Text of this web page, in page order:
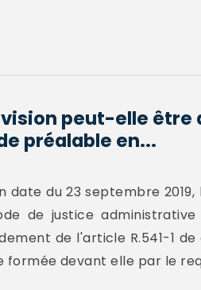
peut-elle être
préalable en...
date du 23 septembre
de justice
de l'article R.541-1
formée devant elle par le